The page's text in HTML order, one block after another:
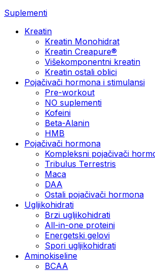
Suplementi
Kreatin
Kreatin Monohidrat
Kreatin Creapure®
Višekomponentni kreatin
Kreatin ostali oblici
Pojačivači hormona i stimulansi
Pre-workout
NO suplementi
Kofeini
Beta-Alanin
HMB
Pojačivači hormona
Kompleksni pojačivači
Tribulus Terrestris
Maca
DAA
Ostali pojačivači hormona
Ugljikohidrati
Brzi ugljikohidrati
All-in-one proteini
Energetski gelovi
Spori ugljikohidrati
Aminokiseline
BCAA